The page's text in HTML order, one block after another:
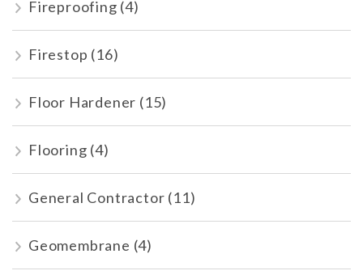
Fireproofing (4)
Firestop (16)
Floor Hardener (15)
Flooring (4)
General Contractor (11)
Geomembrane (4)